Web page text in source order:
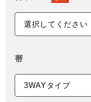
帯